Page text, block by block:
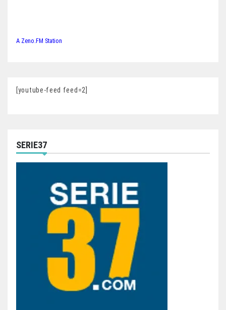
A Zeno.FM Station
[youtube-feed feed=2]
SERIE37